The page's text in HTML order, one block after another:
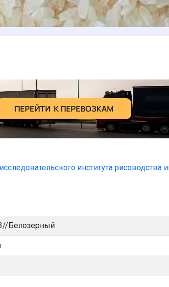
института рисоводства
Белозерный